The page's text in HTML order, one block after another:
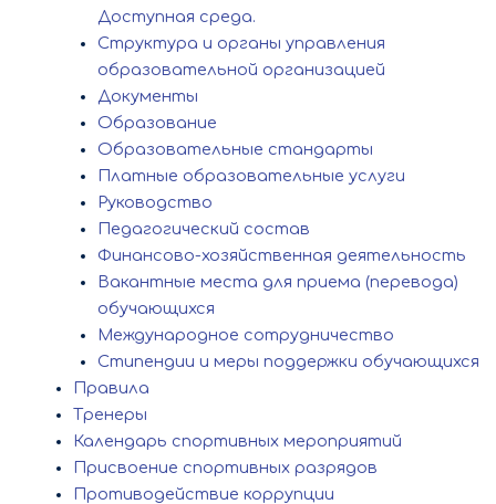
Доступная среда.
Структура и органы управления
образовательной организацией
Документы
Образование
Образовательные стандарты
Платные образовательные услуги
Руководство
Педагогический состав
Финансово-хозяйственная деятельность
Вакантные места для приема (перевода)
обучающихся
Международное сотрудничество
Стипендии и меры поддержки обучающихся
Правила
Тренеры
Календарь спортивных мероприятий
Присвоение спортивных разрядов
Противодействие коррупции